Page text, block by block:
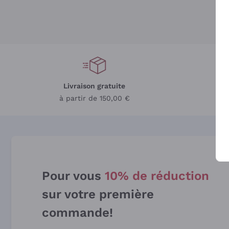
Livraison gratuite
à partir de 150,00 €
Pour vous 10% de réduction
sur votre première
commande!